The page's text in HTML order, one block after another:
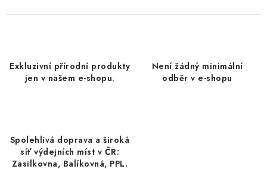
LYOFILIZOVANÉ OVOCE
KOŘENÍ / TEKUTÁ OCHUCOVADLA/OMÁČKY
Exkluzivní přírodní produkty
jen v našem e-shopu.
Není žádný minimální
odběr v e-shopu
Spolehlivá doprava a široká
síť výdejních míst v ČR:
Zasilkovna, Balíkovná, PPL.